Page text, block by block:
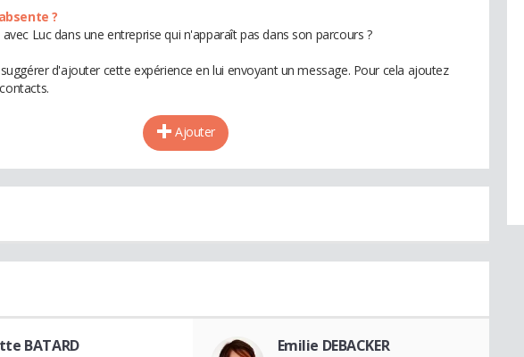
?
Luc dans une entreprise qui n'apparaît pas dans son parcours ?
d'ajouter cette expérience en lui envoyant un message. Pour cela ajoutez
Ajouter
BATARD Emilie DEBACKER